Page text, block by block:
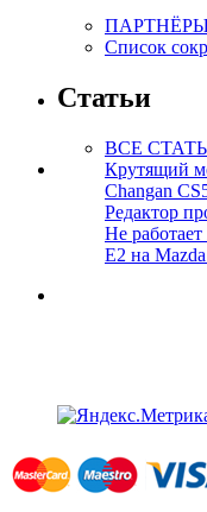
Список
Статьи
ВСЕ
Крутящий
Changan
Редактор
Не
E2 на